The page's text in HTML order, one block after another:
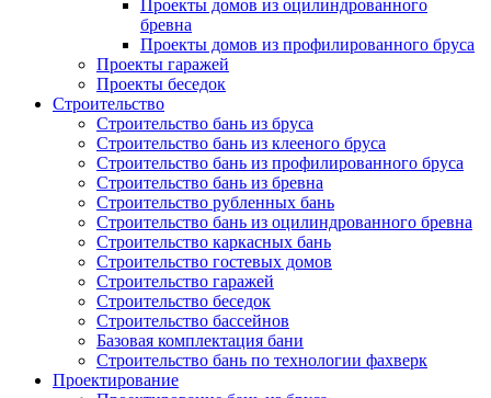
Проекты домов из оцилиндрованного
бревна
Проекты домов из профилированного бруса
Проекты гаражей
Проекты беседок
Строительство
Строительство бань из бруса
Строительство бань из клееного бруса
Строительство бань из профилированного бруса
Строительство бань из бревна
Строительство рубленных бань
Строительство бань из оцилиндрованного бревна
Строительство каркасных бань
Строительство гостевых домов
Строительство гаражей
Строительство беседок
Строительство бассейнов
Базовая комплектация бани
Строительство бань по технологии фахверк
Проектирование